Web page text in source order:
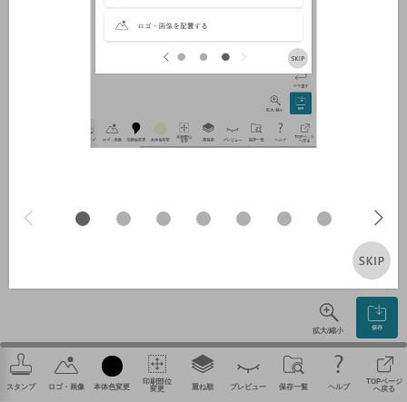
保存
拡大/縮小
スタンプ ロゴ・画像 本体色変更
印刷部位
変更 重ね順 プレビュー 保存一覧 ヘルプ
TOPページ
へ戻る